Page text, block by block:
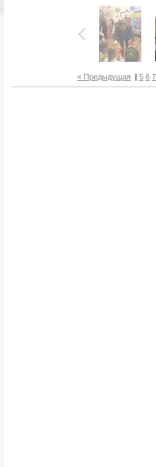
« Предыдущая | 5 6 7